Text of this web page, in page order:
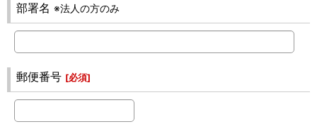
部署名 ※法人の方のみ
郵便番号 [必須]